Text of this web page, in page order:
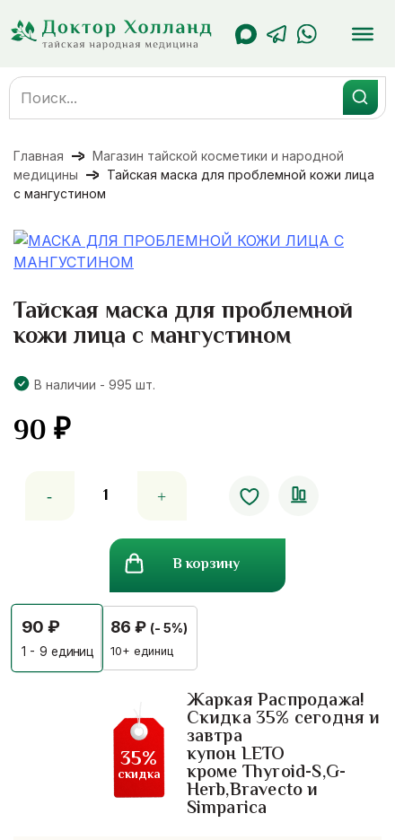
содержанию
Search
for:
Главная
Магазин тайской косметики и народной
медицины
Тайская маска для проблемной кожи лица
с мангустином
Тайская маска для проблемной
кожи лица с мангустином
В наличии - 995 шт.
90₽
товара
проблемной
кожи
лица
с
мангустином
В корзину
90₽
1 - 9 единиц
86 ₽ (- 5%)
10+ единиц
Жаркая Распродажа!
Скидка 35% сегодня и
завтра
купон LETO
кроме Thyroid-S,G-
Herb,Bravecto и
Simparica
35%
скидка